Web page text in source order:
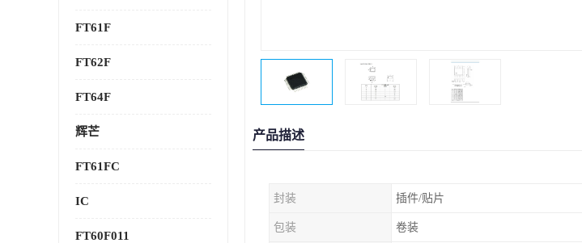
FT61F
FT62F
FT64F
辉芒
FT61FC
IC
FT60F011
产品描述
封装 插件/贴片
包装 卷装